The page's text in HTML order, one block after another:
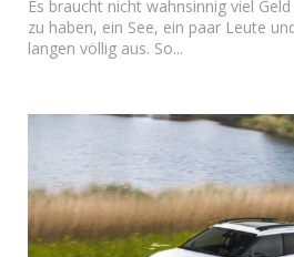
Es braucht nicht wahnsinnig viel
zu haben, ein See, ein paar Leute
langen völlig aus. So...